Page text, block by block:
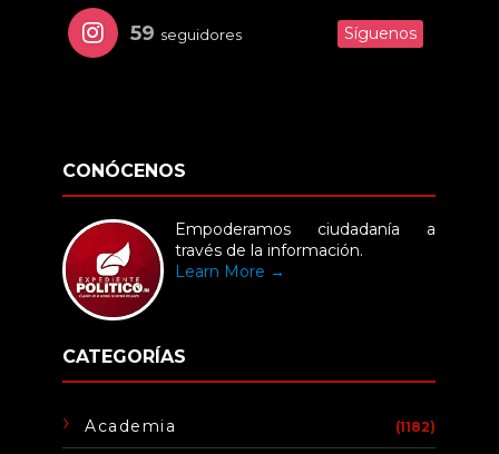
59 seguidores Síguenos
CONÓCENOS
Empoderamos ciudadanía a
través de la información.
Learn More →
CATEGORÍAS
Academia (1182)